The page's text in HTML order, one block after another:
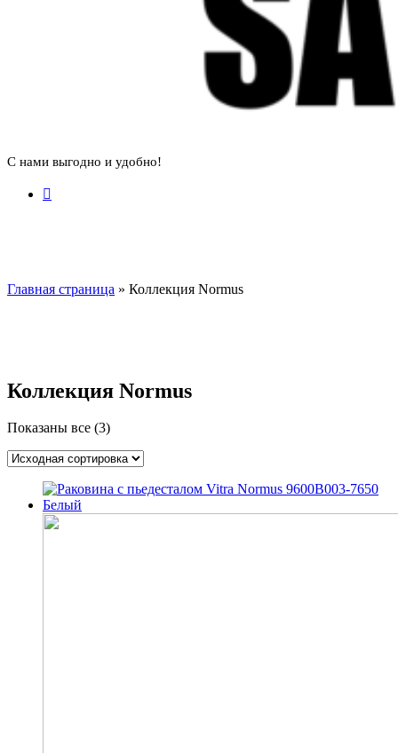
С нами выгодно и удобно!
Главная страница » Коллекция Normus
Коллекция Normus
Показаны все (3)